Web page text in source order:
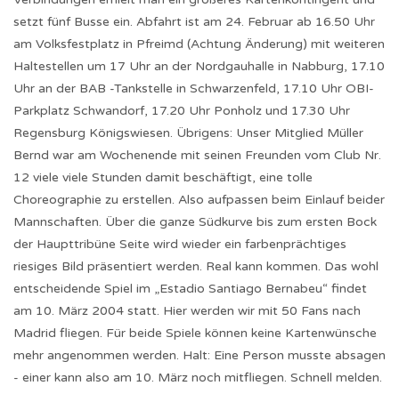
setzt fünf Busse ein. Abfahrt ist am 24. Februar ab 16.50 Uhr
am Volksfestplatz in Pfreimd (Achtung Änderung) mit weiteren
Haltestellen um 17 Uhr an der Nordgauhalle in Nabburg, 17.10
Uhr an der BAB -Tankstelle in Schwarzenfeld, 17.10 Uhr OBI-
Parkplatz Schwandorf, 17.20 Uhr Ponholz und 17.30 Uhr
Regensburg Königswiesen. Übrigens: Unser Mitglied Müller
Bernd war am Wochenende mit seinen Freunden vom Club Nr.
12 viele viele Stunden damit beschäftigt, eine tolle
Choreographie zu erstellen. Also aufpassen beim Einlauf beider
Mannschaften. Über die ganze Südkurve bis zum ersten Bock
der Haupttribüne Seite wird wieder ein farbenprächtiges
riesiges Bild präsentiert werden. Real kann kommen. Das wohl
entscheidende Spiel im „Estadio Santiago Bernabeu“ findet
am 10. März 2004 statt. Hier werden wir mit 50 Fans nach
Madrid fliegen. Für beide Spiele können keine Kartenwünsche
mehr angenommen werden. Halt: Eine Person musste absagen
- einer kann also am 10. März noch mitfliegen. Schnell melden.